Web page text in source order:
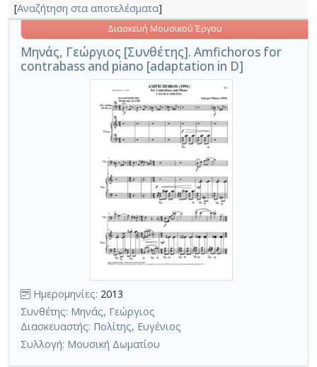
[Αναζήτηση στα αποτελέσματα]
Μηνάς, Γεώργιος [Συνθέτης]. Amfichoros for
contrabass and piano [adaptation in D]
Διασκευή Μουσικού Έργου
Ημερομηνίες: 2013
Συνθέτης: Μηνάς, Γεώργιος
Διασκευαστής: Πολίτης, Ευγένιος
Συλλογή: Μουσική Δωματίου